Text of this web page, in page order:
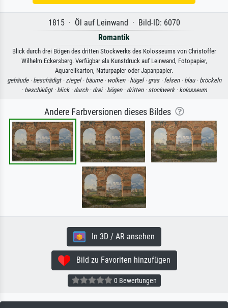
1815 · Öl auf Leinwand · Bild-ID: 6070
Romantik
Blick durch drei Bögen des dritten Stockwerks des Kolosseums von Christoffer
Wilhelm Eckersberg. Verfügbar als Kunstdruck auf Leinwand, Fotopapier,
Aquarellkarton, Naturpapier oder Japanpapier.
gebäude · beschädigt · ziegel · bäume · wolken · hügel · gras · felsen · blau · bröckeln
· beschädigt · blick · durch · drei · bögen · dritten · stockwerk · kolosseum
Andere Farbversionen dieses Bildes
In 3D / AR ansehen
Bild zu Favoriten hinzufügen
0 Bewertungen